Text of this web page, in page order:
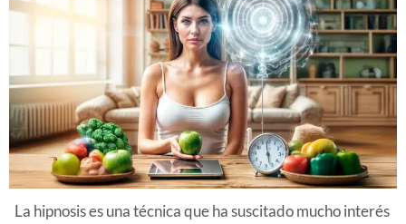
La hipnosis es una técnica que ha suscitado mucho interés